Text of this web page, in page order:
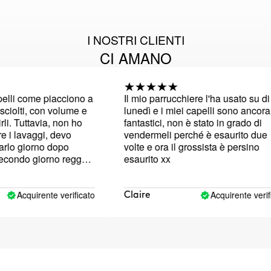
I NOSTRI CLIENTI
CI AMANO
come piacciono a
con volume e
non ho
devo
giorno dopo
giorno regge
puliti. L'odore
Acquirente verificato
Il mio parrucchiere l'ha usato su di
lunedì e i miei capelli sono ancora
fantastici, non è stato in grado di
vendermeli perché è esaurito due
volte e ora il grossista è persino
esaurito xx
Claire Acquirente